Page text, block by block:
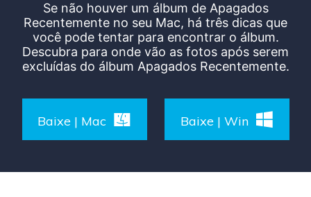
Suporte
Recoverit para Mac
Recupere dados ilimitados do sistema Mac
Recoverit Grátis
Recuperação de dispositivos
VERIFIQUE TODOS OS RECURSOS
Soluções para computadores
Soluções para armazenamento
ENCONTRAR MAIS SOLUÇÕES
Especialista em recuperação de dados
Histórias de usuários
Guide
search
Se não houver um álbum de Apagados
Recentemente no seu Mac, há três dicas que
você pode tentar para encontrar o álbum.
Descubra para onde vão as fotos após serem
excluídas do álbum Apagados Recentemente.
Baixe | Mac Baixe | Win